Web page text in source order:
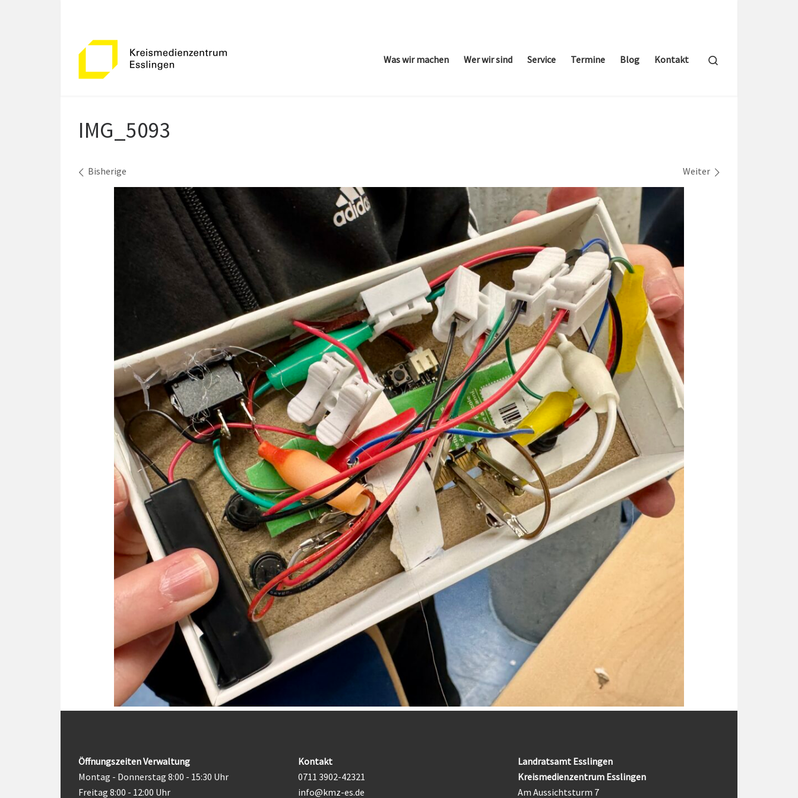
Was wir machen Wer wir sind Service Termine Blog Kontakt
IMG_5093
Bilder Navigation
Bisherige Weiter
Öffnungszeiten Verwaltung
Montag - Donnerstag 8:00 - 15:30 Uhr
Freitag 8:00 - 12:00 Uhr
Kontakt
0711 3902-42321
info@kmz-es.de
Landratsamt Esslingen
Kreismedienzentrum Esslingen
Am Aussichtsturm 7